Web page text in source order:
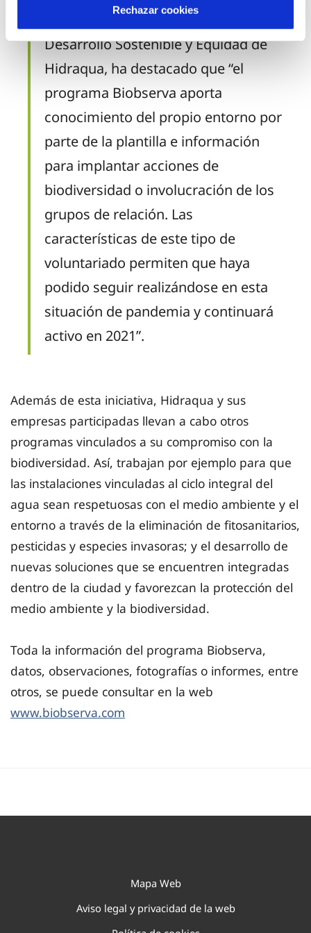
Rechazar cookies
Amelia Navarro, directora de
Desarrollo Sostenible y Equidad de
Hidraqua, ha destacado que “el
programa Biobserva aporta
conocimiento del propio entorno por
parte de la plantilla e información
para implantar acciones de
biodiversidad o involucración de los
grupos de relación. Las
características de este tipo de
voluntariado permiten que haya
podido seguir realizándose en esta
situación de pandemia y continuará
activo en 2021”.
Además de esta iniciativa, Hidraqua y sus
empresas participadas llevan a cabo otros
programas vinculados a su compromiso con la
biodiversidad. Así, trabajan por ejemplo para que
las instalaciones vinculadas al ciclo integral del
agua sean respetuosas con el medio ambiente y el
entorno a través de la eliminación de fitosanitarios,
pesticidas y especies invasoras; y el desarrollo de
nuevas soluciones que se encuentren integradas
dentro de la ciudad y favorezcan la protección del
medio ambiente y la biodiversidad.
Toda la información del programa Biobserva,
datos, observaciones, fotografías o informes, entre
otros, se puede consultar en la web
www.biobserva.com
Mapa Web
Aviso legal y privacidad de la web